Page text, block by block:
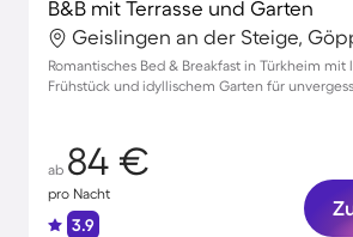
B&B mit Terrasse und Garten
Romantisches Bed & Breakfast in Türkheim mit
Frühstück und idyllischem Garten für
ab 84 €
pro Nacht
3.9